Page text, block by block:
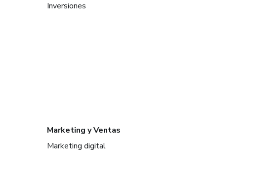
Inversiones
Marketing y Ventas
Marketing digital